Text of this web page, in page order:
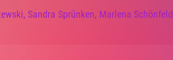
Sandra Sprünken, Marlena Schönfeld